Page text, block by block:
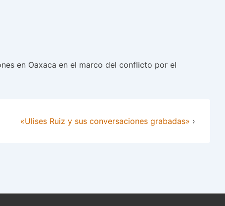
en Oaxaca en el marco del conflicto por el
«Ulises Ruiz y sus conversaciones grabadas» ›